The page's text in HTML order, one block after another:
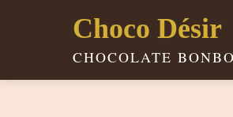
Ga
Choco Désir
CHOCOLATE